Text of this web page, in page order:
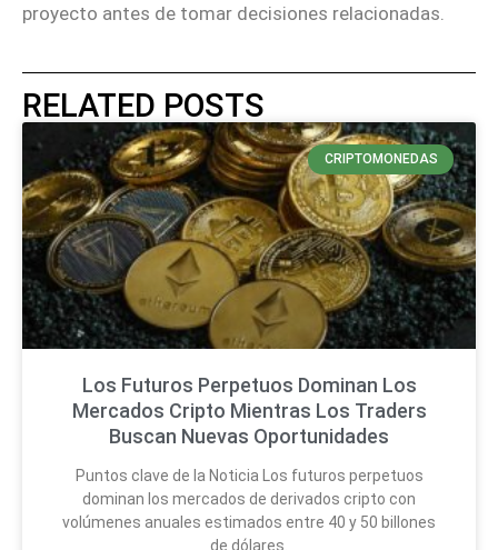
proyecto antes de tomar decisiones relacionadas.
RELATED POSTS
CRIPTOMONEDAS
Los Futuros Perpetuos Dominan Los
Mercados Cripto Mientras Los Traders
Buscan Nuevas Oportunidades
Puntos clave de la Noticia Los futuros perpetuos
dominan los mercados de derivados cripto con
volúmenes anuales estimados entre 40 y 50 billones
de dólares.